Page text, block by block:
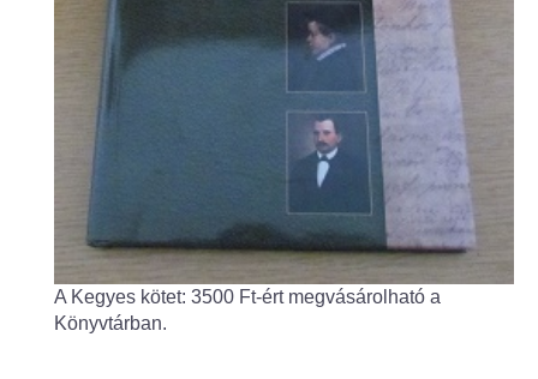
Védőnői szolgálat
Központi orvosi ügyelet
Alapszolgáltatási Központ
Kultúra
IKSZT - Integrált Közösségi és Szolgáltató Tér
A Kegyes kötet: 3500 Ft-ért megvásárolható a
Könyvtárban.